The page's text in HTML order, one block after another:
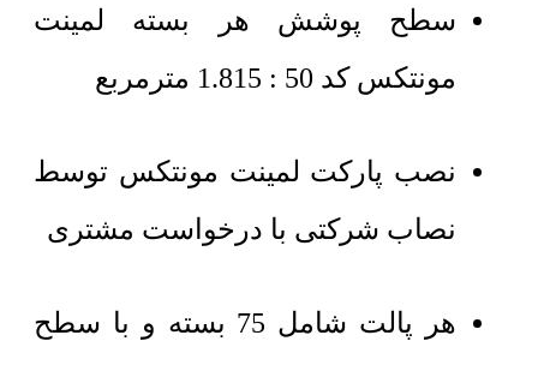
سطح پوشش هر بسته لمینت
مونتکس کد 50 : 1.815 مترمربع
نصب پارکت لمینت مونتکس توسط
نصاب شرکتی با درخواست مشتری
هر پالت شامل 75 بسته و با سطح